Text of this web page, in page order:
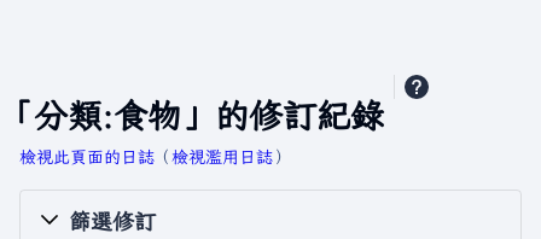
「分類:食物」的修訂紀錄
檢視此頁面的日誌 ​（檢視濫用日誌）
篩選修訂